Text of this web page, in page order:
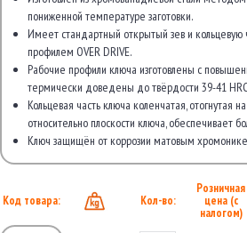
пониженной температуре заготовки.
Имеет стандартный открытый зев и кольцевую
профилем OVER DRIVE.
Рабочие профили ключа изготовлены с
термически доведены до твёрдости 39-41
Кольцевая часть ключа коленчатая, отогнутая
относительно плоскости ключа, обеспечивает
Ключ защищён от коррозии матовым
Код товара: Кол-во:
Розничная
цена (с
налогом)